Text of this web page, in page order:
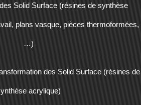
Solid Surface (résines de synthèse
plans vasque, pièces thermoformées,
…)
des Solid Surface (résines de
acrylique)